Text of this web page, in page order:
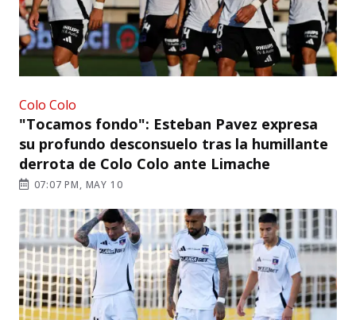
Colo Colo
"Tocamos fondo": Esteban Pavez expresa
su profundo desconsuelo tras la humillante
derrota de Colo Colo ante Limache
07:07 PM, MAY 10